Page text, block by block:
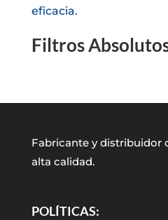
Filtros
Fabricante y distribuidor
alta calidad.
POLÍTICAS: